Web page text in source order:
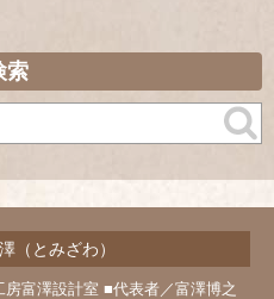
索
とみざわ）
富澤設計室 ■代表者／富澤博之